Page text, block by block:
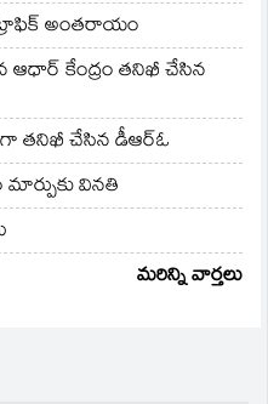
అంతరాయం
ఆధార్ కేంద్రం తనిఖీ చేసిన
తనిఖీ చేసిన డీఆర్ఓ
మార్పుకు వినతి
మరిన్ని వార్తలు